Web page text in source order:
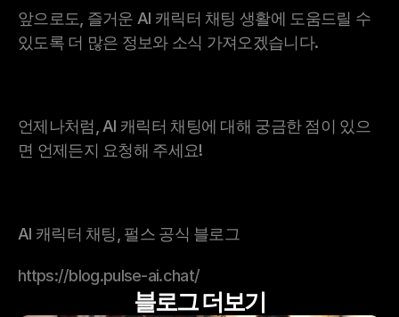
앞으로도, 즐거운 AI 캐릭터 채팅 생활에 도움드릴 수
있도록 더 많은 정보와 소식 가져오겠습니다.
언제나처럼, AI 캐릭터 채팅에 대해 궁금한 점이 있으
면 언제든지 요청해 주세요!
AI 캐릭터 채팅, 펄스 공식 블로그
https://blog.pulse-ai.chat/
블로그 더보기